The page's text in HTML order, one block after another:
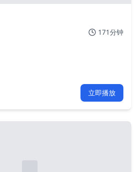
171分钟
立即播放